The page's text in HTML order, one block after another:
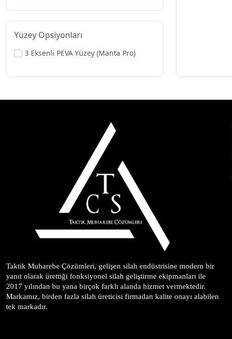
Yüzey Opsiyonları
3 Eksenli PEVA Yüzey (Manta Pro)
Taktik Muharebe Çözümleri, gelişen silah endüstrisine modern bir
yanıt olarak ürettiği fonksiyonel silah geliştirme ekipmanları ile
2017 yılından bu yana birçok farklı alanda hizmet vermektedir.
Markamız, birden fazla silah üreticisi firmadan kalite onayı alabilen
tek markadır.